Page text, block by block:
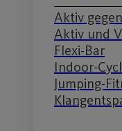
Aktiv
Aktiv und
Flexi-Bar
Indoor-
Jumping-